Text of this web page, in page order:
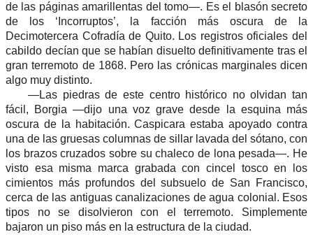
de las páginas amarillentas del tomo—. Es el blasón secreto
de los ‘Incorruptos’, la facción más oscura de la
Decimotercera Cofradía de Quito. Los registros oficiales del
cabildo decían que se habían disuelto definitivamente tras el
gran terremoto de 1868. Pero las crónicas marginales dicen
algo muy distinto.
—Las piedras de este centro histórico no olvidan tan
fácil, Borgia —dijo una voz grave desde la esquina más
oscura de la habitación. Caspicara estaba apoyado contra
una de las gruesas columnas de sillar lavada del sótano, con
los brazos cruzados sobre su chaleco de lona pesada—. He
visto esa misma marca grabada con cincel tosco en los
cimientos más profundos del subsuelo de San Francisco,
cerca de las antiguas canalizaciones de agua colonial. Esos
tipos no se disolvieron con el terremoto. Simplemente
bajaron un piso más en la estructura de la ciudad.